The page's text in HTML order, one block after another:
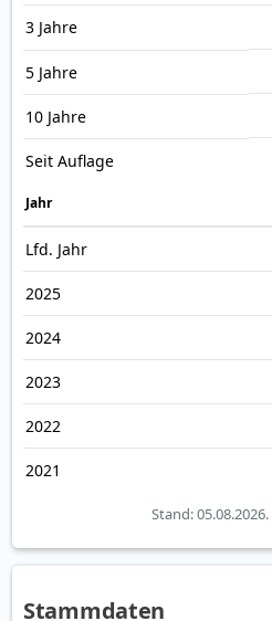
3 Jahre
5 Jahre
10 Jahre
Seit Auflage
Jahr
Lfd. Jahr
2025
2024
2023
2022
2021
Stand: 05.08.2026.
Stammdaten